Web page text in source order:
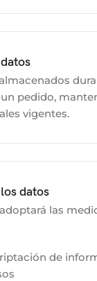
pedido,
vigentes.
datos
adoptará las
de